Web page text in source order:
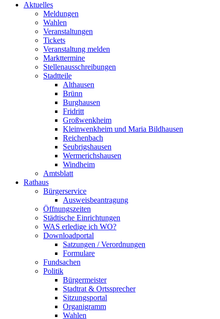
Aktuelles
Meldungen
Wahlen
Veranstaltungen
Tickets
Veranstaltung melden
Markttermine
Stellenausschreibungen
Stadtteile
Althausen
Brünn
Burghausen
Fridritt
Großwenkheim
Kleinwenkheim und Maria Bildhausen
Reichenbach
Seubrigshausen
Wermerichshausen
Windheim
Amtsblatt
Rathaus
Bürgerservice
Ausweisbeantragung
Öffnungszeiten
Städtische Einrichtungen
WAS erledige ich WO?
Downloadportal
Satzungen / Verordnungen
Formulare
Fundsachen
Politik
Bürgermeister
Stadtrat & Ortssprecher
Sitzungsportal
Organigramm
Wahlen